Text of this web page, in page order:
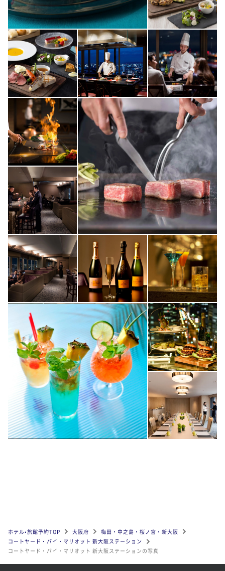
ホテル•旅館予約TOP 大阪府
梅田・中之島・桜ノ宮・新大阪
コートヤード・バイ・マリオット 新大阪ステーション
コートヤード・バイ・マリオット 新大阪ステーションの写真